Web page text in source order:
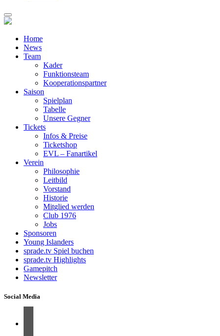
Home
News
Team
Kader
Funktionsteam
Kooperationspartner
Saison
Spielplan
Tabelle
Unsere Gegner
Tickets
Infos & Preise
Ticketshop
EVL – Fanartikel
Verein
Philosophie
Leitbild
Vorstand
Historie
Mitglied werden
Club 1976
Jobs
Sponsoren
Young Islanders
sprade.tv Spiel buchen
sprade.tv Highlights
Gamepitch
Newsletter
Social Media